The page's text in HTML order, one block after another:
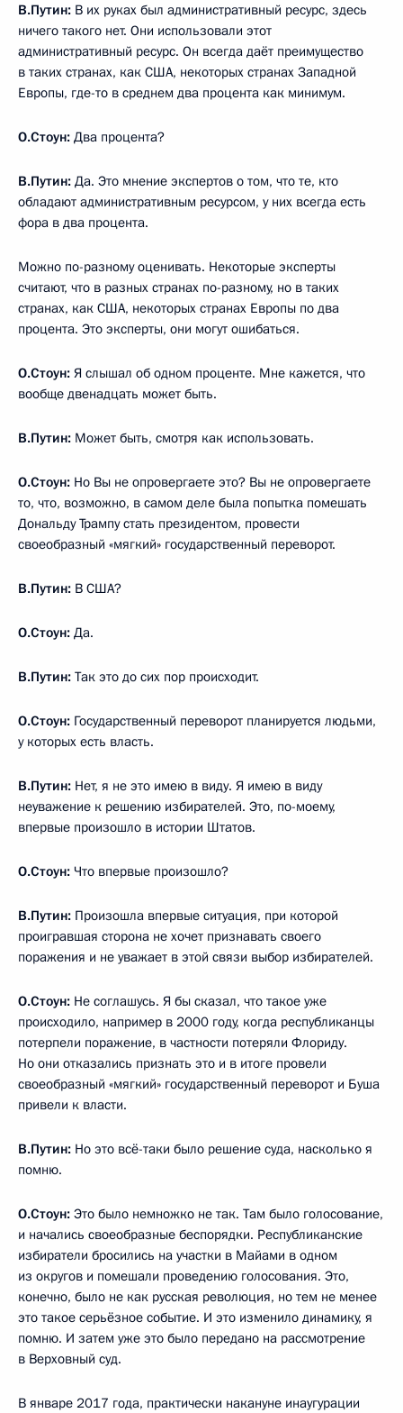
В.Путин: В их руках был административный ресурс, здесь
ничего такого нет. Они использовали этот
административный ресурс. Он всегда даёт преимущество
в таких странах, как США, некоторых странах Западной
Европы, где-то в среднем два процента как минимум.
О.Стоун: Два процента?
В.Путин: Да. Это мнение экспертов о том, что те, кто
обладают административным ресурсом, у них всегда есть
фора в два процента.
Можно по-разному оценивать. Некоторые эксперты
считают, что в разных странах по-разному, но в таких
странах, как США, некоторых странах Европы по два
процента. Это эксперты, они могут ошибаться.
О.Стоун: Я слышал об одном проценте. Мне кажется, что
вообще двенадцать может быть.
В.Путин: Может быть, смотря как использовать.
О.Стоун: Но Вы не опровергаете это? Вы не опровергаете
то, что, возможно, в самом деле была попытка помешать
Дональду Трампу стать президентом, провести
своеобразный «мягкий» государственный переворот.
В.Путин: В США?
О.Стоун: Да.
В.Путин: Так это до сих пор происходит.
О.Стоун: Государственный переворот планируется людьми,
у которых есть власть.
В.Путин: Нет, я не это имею в виду. Я имею в виду
неуважение к решению избирателей. Это, по-моему,
впервые произошло в истории Штатов.
О.Стоун: Что впервые произошло?
В.Путин: Произошла впервые ситуация, при которой
проигравшая сторона не хочет признавать своего
поражения и не уважает в этой связи выбор избирателей.
О.Стоун: Не соглашусь. Я бы сказал, что такое уже
происходило, например в 2000 году, когда республиканцы
потерпели поражение, в частности потеряли Флориду.
Но они отказались признать это и в итоге провели
своеобразный «мягкий» государственный переворот и Буша
привели к власти.
В.Путин: Но это всё-таки было решение суда, насколько я
помню.
О.Стоун: Это было немножко не так. Там было голосование,
и начались своеобразные беспорядки. Республиканские
избиратели бросились на участки в Майами в одном
из округов и помешали проведению голосования. Это,
конечно, было не как русская революция, но тем не менее
это такое серьёзное событие. И это изменило динамику, я
помню. И затем уже это было передано на рассмотрение
в Верховный суд.
В январе 2017 года, практически накануне инаугурации